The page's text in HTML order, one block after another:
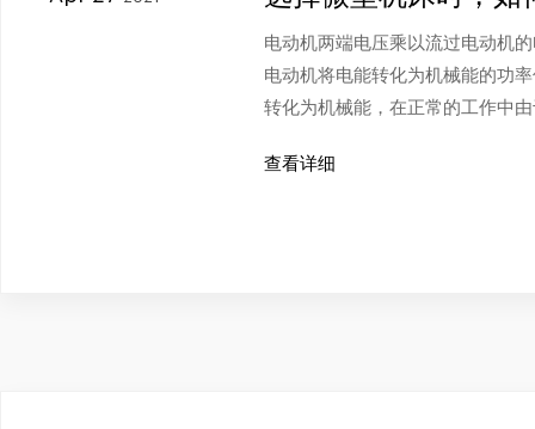
电动机两端电压乘以流过电动机
电动机将电能转化为机械能的功
转化为机械能，在正常的工作中
查看详细